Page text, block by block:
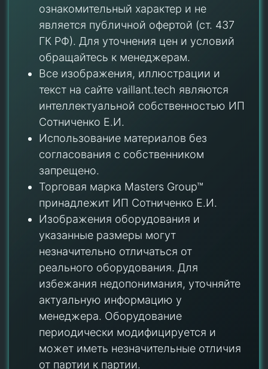
ознакомительный характер и не
является публичной офертой (ст. 437
ГК РФ). Для уточнения цен и условий
обращайтесь к менеджерам.
Все изображения, иллюстрации и
текст на сайте vaillant.tech являются
интеллектуальной собственностью ИП
Сотниченко Е.И.
Использование материалов без
согласования с собственником
запрещено.
Торговая марка Masters Group™
принадлежит ИП Сотниченко Е.И.
Изображения оборудования и
указанные размеры могут
незначительно отличаться от
реального оборудования. Для
избежания недопонимания, уточняйте
актуальную информацию у
менеджера. Оборудование
периодически модифицируется и
может иметь незначительные отличия
от партии к партии.